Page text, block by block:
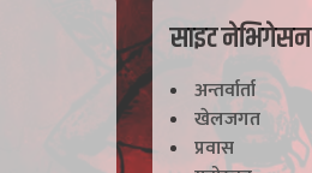
साइट नेभिगेसन
अन्तर्वार्ता
खेलजगत
प्रवास